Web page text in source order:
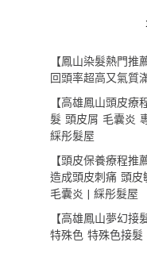
【鳳山染髮熱門推
回頭率超高又氣質
【高雄鳳山頭皮
髮 頭皮屑 毛囊炎
綵彤髮屋
【頭皮保養療程
造成頭皮刺痛 頭
毛囊炎 | 綵彤髮屋
【高雄鳳山夢幻接
特殊色 特殊色接